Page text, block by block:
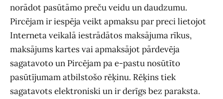
norādot pasūtāmo preču veidu un daudzumu.
Pircējam ir iespēja veikt apmaksu par preci lietojot
Interneta veikalā iestrādātos maksājuma rīkus,
maksājums kartes vai apmaksājot pārdevēja
sagatavoto un Pircējam pa e-pastu nosūtīto
pasūtījumam atbilstošo rēķinu. Rēķins tiek
sagatavots elektroniski un ir derīgs bez paraksta.